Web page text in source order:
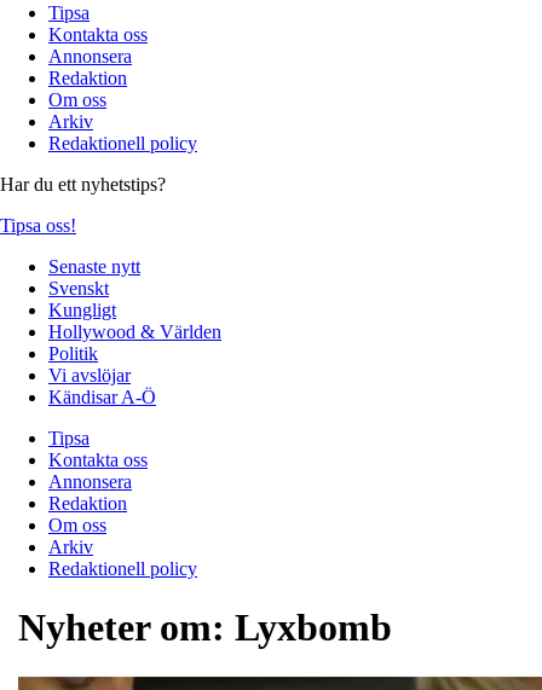
Tipsa
Kontakta oss
Annonsera
Redaktion
Om oss
Arkiv
Redaktionell policy
Har du ett nyhetstips?
Tipsa oss!
Senaste nytt
Svenskt
Kungligt
Hollywood & Världen
Politik
Vi avslöjar
Kändisar A-Ö
Tipsa
Kontakta oss
Annonsera
Redaktion
Om oss
Arkiv
Redaktionell policy
Nyheter om: Lyxbomb